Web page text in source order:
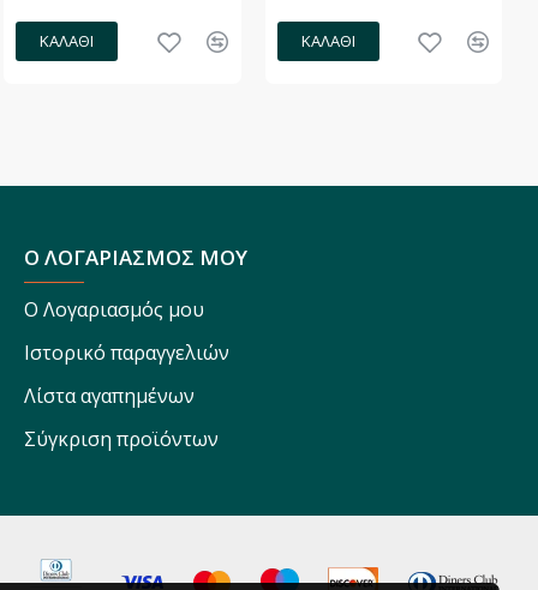
ΚΑΛΆΘΙ ΚΑΛΆΘΙ
Ο ΛΟΓΑΡΙΑΣΜΟΣ ΜΟΥ
Ο Λογαριασμός μου
Ιστορικό παραγγελιών
Λίστα αγαπημένων
Σύγκριση προϊόντων